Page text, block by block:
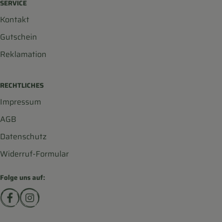
SERVICE
Kontakt
Gutschein
Reklamation
RECHTLICHES
Impressum
AGB
Datenschutz
Widerruf-Formular
Folge uns auf:
Externer Link zu https://www.facebook.com/
Externer Link zu https://www.instagram.com/